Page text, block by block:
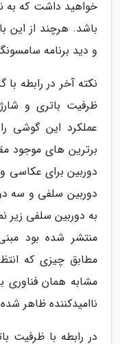
باشد. هرچند از این
و دید برنامه
ظرفیت باتری و
عملکرد این گوشی
دوربین برای عکاسی
دوربین سلفی و سه
به دوربین سلفی زیر
منتشر شده بود
مطابق چیزی که
ناامیدکننده ظاهر
در رابطه با ظرفیت